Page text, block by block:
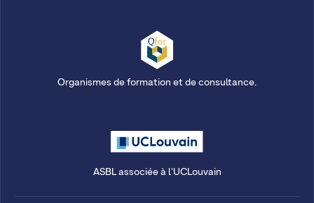
Organismes de formation et de consultance.
ASBL associée à l'UCLouvain